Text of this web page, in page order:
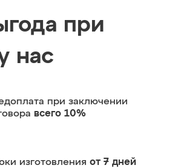
при
нас
при заключении
всего 10%
изготовления от 7 дней